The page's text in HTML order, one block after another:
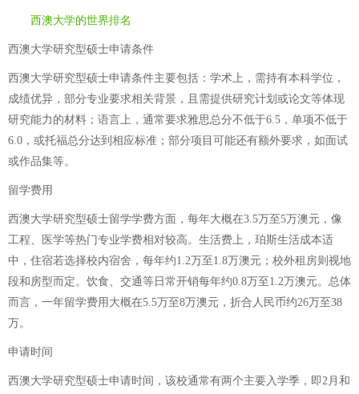
西澳大学的世界排名
西澳大学研究型硕士申请条件
西澳大学研究型硕士申请条件主要包括：学术上，需持有本科学位，
成绩优异，部分专业要求相关背景，且需提供研究计划或论文等体现
研究能力的材料；语言上，通常要求雅思总分不低于6.5，单项不低于
6.0，或托福总分达到相应标准；部分项目可能还有额外要求，如面试
或作品集等。
留学费用
西澳大学研究型硕士留学学费方面，每年大概在3.5万至5万澳元，像
工程、医学等热门专业学费相对较高。生活费上，珀斯生活成本适
中，住宿若选择校内宿舍，每年约1.2万至1.8万澳元；校外租房则视地
段和房型而定。饮食、交通等日常开销每年约0.8万至1.2万澳元。总体
而言，一年留学费用大概在5.5万至8万澳元，折合人民币约26万至38
万。
申请时间
西澳大学研究型硕士申请时间，该校通常有两个主要入学季，即2月和